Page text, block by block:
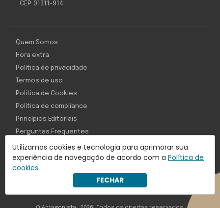
Utilizamos cookies e tecnologia para aprimorar sua
experiência de navegação de acordo com a Política de
cookies.
FECHAR
CEP: 01311-914
Com inteligência e tecnologia:
Object1ve - Marketing Solution
Quem Somos
Hora extra
Política de privacidade
Termos de uso
Política de Cookies
Política de compliance
Princípios Editoriais
Perguntas Frequentes